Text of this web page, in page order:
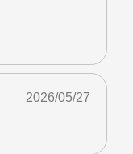
2026/05/27